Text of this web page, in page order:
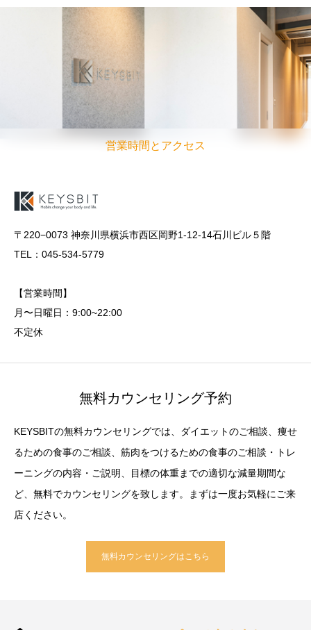
営業時間とアクセス
〒220−0073 神奈川県横浜市西区岡野1-12-14石川ビル５階
TEL：045-534-5779
【営業時間】
月〜日曜日：9:00~22:00
不定休
無料カウンセリング予約
KEYSBITの無料カウンセリングでは、ダイエットのご相談、痩せ
るための食事のご相談、筋肉をつけるための食事のご相談・トレ
ーニングの内容・ご説明、目標の体重までの適切な減量期間な
ど、無料でカウンセリングを致します。まずは一度お気軽にご来
店ください。
無料カウンセリングはこちら